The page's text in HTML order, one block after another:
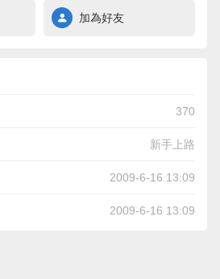
加為好友
370
新手上路
2009-6-16 13:09
2009-6-16 13:09